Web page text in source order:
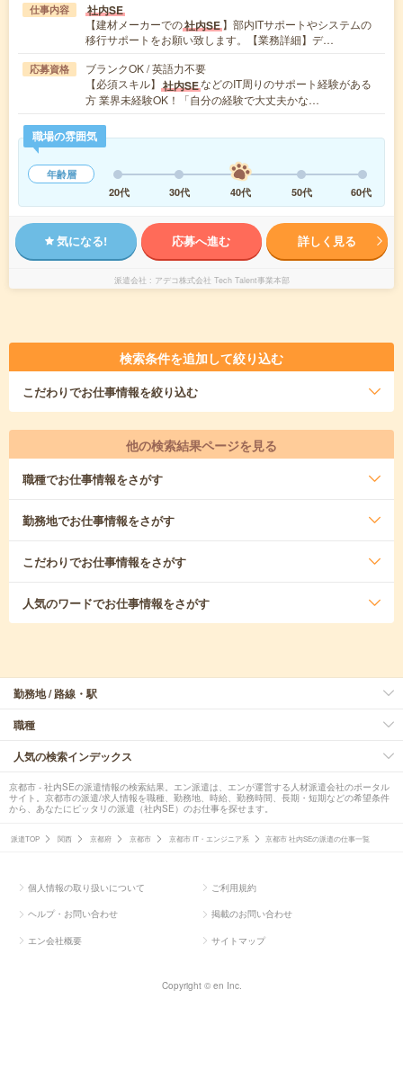
仕事内容 社内SE
【建材メーカーでの社内SE】部内ITサポートやシステムの
移行サポートをお願い致します。【業務詳細】デ…
応募資格
ブランクOK / 英語力不要
【必須スキル】 社内SEなどのIT周りのサポート経験がある
方 業界未経験OK！「自分の経験で大丈夫かな…
職場の雰囲気
年齢層
20代
30代 40代 50代 60代
気になる! 応募へ進む 詳しく見る
派遣会社 アデコ株式会社 Tech Talent事業本部
検索条件を追加して絞り込む
こだわりでお仕事情報を絞り込む
他の検索結果ページを見る
職種でお仕事情報をさがす
勤務地でお仕事情報をさがす
こだわりでお仕事情報をさがす
人気のワードでお仕事情報をさがす
勤務地 / 路線・駅
職種
人気の検索インデックス
京都市 - 社内SEの派遣情報の検索結果。エン派遣は、エンが運営する人材派遣会社のポータル
サイト。京都市の派遣/求人情報を職種、勤務地、時給、勤務時間、長期・短期などの希望条件
から、あなたにピッタリの派遣（社内SE）のお仕事を探せます。
派遣TOP 関西 京都府 京都市 京都市 IT・エンジニア系 京都市 社内SEの派遣の仕事一覧
個人情報の取り扱いについて ご利用規約
ヘルプ・お問い合わせ 掲載のお問い合わせ
エン会社概要 サイトマップ
Copyright © en Inc.